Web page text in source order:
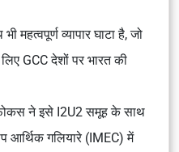
महत्वपूर्ण व्यापार घाटा है, जो
GCC देशों पर भारत की
ने इसे I2U2 समूह के साथ
आर्थिक गलियारे (IMEC) में